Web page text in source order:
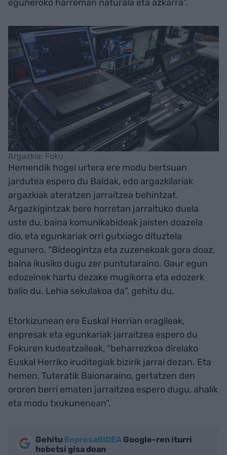
eguneroko harreman naturala eta azkarra”.
Argazkia: Foku
Hemendik hogei urtera ere modu bertsuan
jardutea espero du Baldak, edo argazkilariak
argazkiak ateratzen jarraitzea behintzat.
Argazkigintzak bere horretan jarraituko duela
uste du, baina komunikabideak jaisten doazela
dio, eta egunkariak orri gutxiago dituztela
egunero. “Bideogintza eta zuzenekoak gora doaz,
baina ikusiko dugu zer puntutaraino. Gaur egun
edozeinek hartu dezake mugikorra eta edozerk
balio du. Lehia sekulakoa da”, gehitu du.
Etorkizunean ere Euskal Herrian eragileak,
enpresak eta egunkariak jarraitzea espero du
Fokuren kudeatzaileak, “beharrezkoa direlako
Euskal Herriko iruditegiak bizirik jarrai dezan. Eta
hemen, Tuteratik Baionaraino, gertatzen den
ororen berri ematen jarraitzea espero dugu, ahalik
eta modu txukunenean”.
Gehitu EnpresaBIDEA Google-ren iturri
hobetsi gisa doan